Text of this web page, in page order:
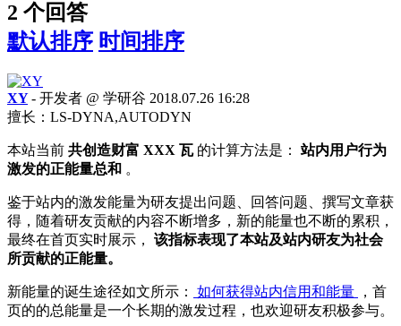
2 个回答
默认排序 时间排序
XY - 开发者 @ 学研谷 2018.07.26 16:28
擅长：LS-DYNA,AUTODYN
本站当前 共创造财富 XXX 瓦 的计算方法是： 站内用户行为
激发的正能量总和 。
鉴于站内的激发能量为研友提出问题、回答问题、撰写文章获
得，随着研友贡献的内容不断增多，新的能量也不断的累积，
最终在首页实时展示，
该指标表现了本站及站内研友为社会
所贡献的正能量。
新能量的诞生途径如文所示： 如何获得站内信用和能量
，首
页的的总能量是一个长期的激发过程，也欢迎研友积极参与。